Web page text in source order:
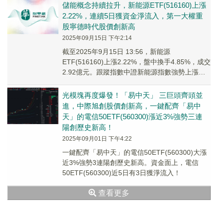
儲能概念持續拉升，新能源ETF(516160)上漲
2.22%，連續5日獲資金淨流入，第一大權重
股寧德時代股價創新高
2025年09月15日 下午2:14
截至2025年9月15日 13:56，新能源
ETF(516160)上漲2.22%，盤中換手4.85%，成交
2.92億元。跟蹤指數中證新能源指數強勢上漲
光模塊再度爆發！「易中天」 三巨頭齊頭並
進，中際旭創股價創新高，一鍵配齊「易中
天」的電信50ETF(560300)漲近3%強勢三連
陽創歷史新高！
2025年09月01日 下午4:22
一鍵配齊「易中天」的電信50ETF(560300)大漲
近3%強勢3連陽創歷史新高。資金面上，電信
50ETF(560300)近5日有3日獲淨流入！
查看更多